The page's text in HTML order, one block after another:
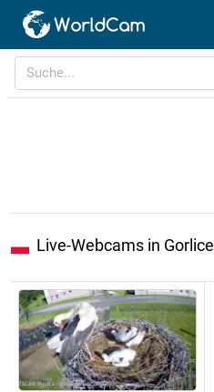
Live-Webcams in Gorlice